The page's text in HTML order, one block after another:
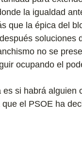
la igualdad
que la épica del
soluciones
no se
ocupando el
si habrá alguien
el PSOE ha